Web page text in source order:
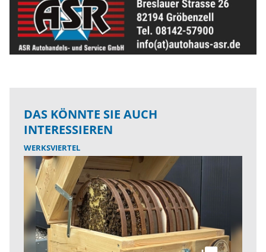
DAS KÖNNTE SIE AUCH
INTERESSIEREN
WERKSVIERTEL